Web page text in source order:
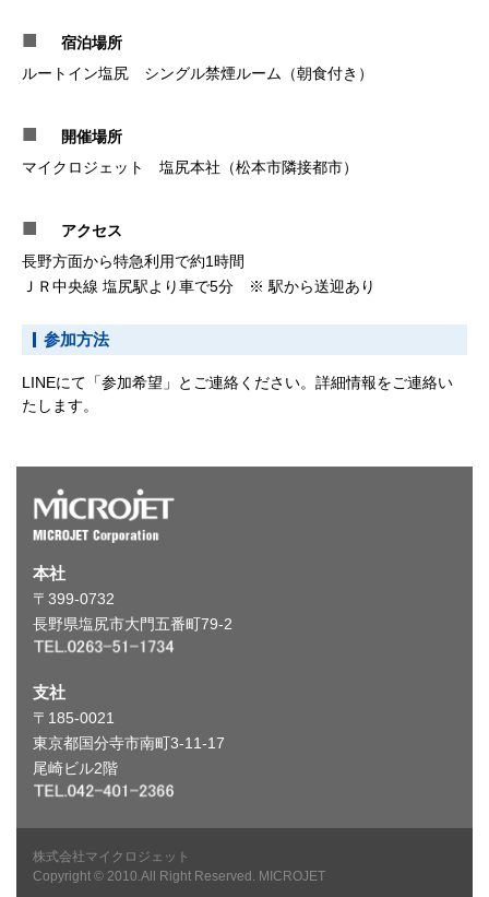
■
宿泊場所
ルートイン塩尻 シングル禁煙ルーム（朝食付き）
■
開催場所
マイクロジェット 塩尻本社（松本市隣接都市）
■
アクセス
長野方面から特急利用で約1時間
ＪＲ中央線 塩尻駅より車で5分 ※ 駅から送迎あり
参加方法
LINEにて「参加希望」とご連絡ください。詳細情報をご連絡い
たします。
本社
〒399-0732
長野県塩尻市大門五番町79-2
支社
〒185-0021
東京都国分寺市南町3-11-17
尾崎ビル2階
株式会社マイクロジェット
Copyright © 2010.All Right Reserved. MICROJET